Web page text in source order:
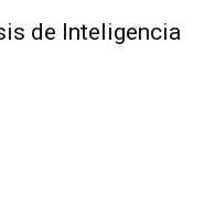
de Inteligencia